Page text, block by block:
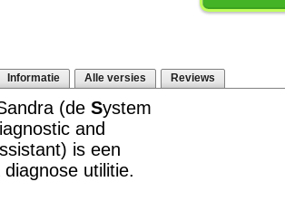
Informatie Alle versies Reviews
(de System
iagnostic and
ssistant) is een
utilitie.